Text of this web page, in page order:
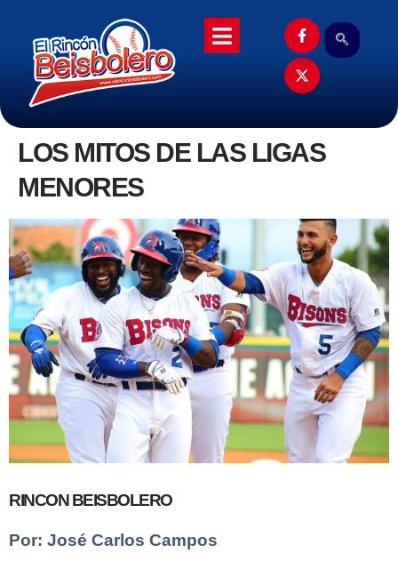
LOS MITOS DE LAS LIGAS
MENORES
RINCON BEISBOLERO
Por: José Carlos Campos